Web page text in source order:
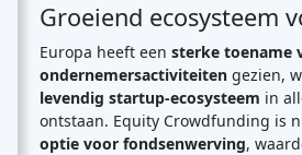
Groeiend ecosysteem
Europa heeft een sterke toename
ondernemersactiviteiten gezien,
levendig startup-ecosysteem in
ontstaan. Equity Crowdfunding is
optie voor fondsenwerving,